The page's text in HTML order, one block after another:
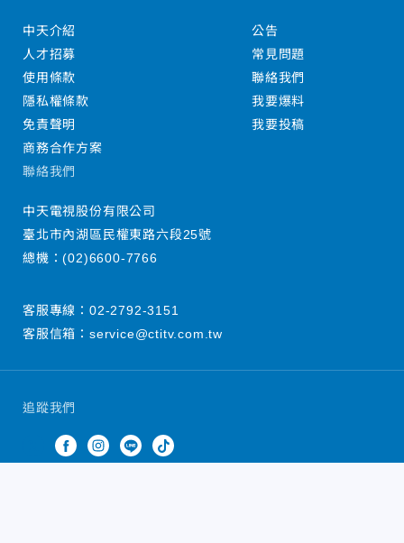
追蹤我們
中天介紹
人才招募
使用條款
隱私權條款
免責聲明
商務合作方案
公告
常見問題
聯絡我們
我要爆料
我要投稿
聯絡我們
中天電視股份有限公司
臺北市內湖區民權東路六段25號
總機：(02)6600-7766
客服專線： 02-2792-3151
客服信箱： service@ctitv.com.tw